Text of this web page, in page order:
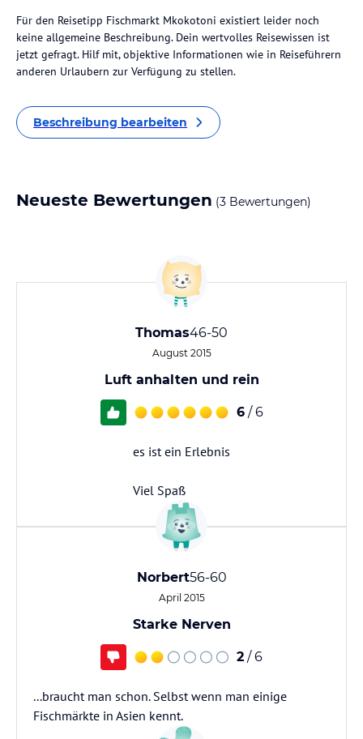
Für den Reisetipp Fischmarkt Mkokotoni existiert leider noch
keine allgemeine Beschreibung. Dein wertvolles Reisewissen ist
jetzt gefragt. Hilf mit, objektive Informationen wie in Reiseführern
anderen Urlaubern zur Verfügung zu stellen.
Beschreibung bearbeiten
Neueste Bewertungen (3 Bewertungen)
Thomas46-50
August 2015
Luft anhalten und rein
6 / 6
es ist ein Erlebnis
Viel Spaß
Norbert56-60
April 2015
Starke Nerven
2 / 6
...braucht man schon. Selbst wenn man einige
Fischmärkte in Asien kennt.